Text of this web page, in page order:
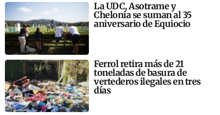
La UDC, Asotrame y
Chelonia se suman al 35
aniversario de Equiocio
Ferrol retira más de 21
toneladas de basura de
vertederos ilegales en tres
días